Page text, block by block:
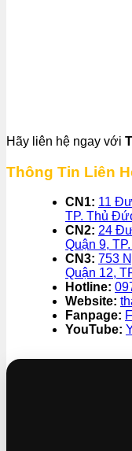
Hãy liên hệ ngay với
Thông Tin Liên
CN1: 11
TP. Thủ
CN2: 24
Quận 9,
CN3: 753
Quận 12,
Hotline:
Website:
Fanpage:
YouTube: